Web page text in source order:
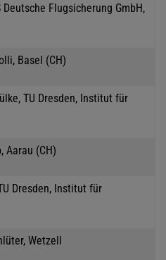
Deutsche Flugsicherung GmbH,
Basel (CH)
TU Dresden, Institut für
Aarau (CH)
Dresden, Institut für
Wetzell